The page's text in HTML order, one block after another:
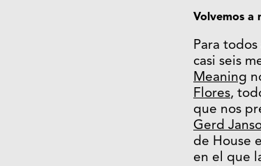
Volvemos a
Para
casi seis
Meaning
Flores,
que nos
Gerd
de House
en el que